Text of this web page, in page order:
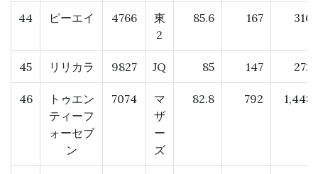
44 ピーエイ 4766
東
2
85.6 167 310
45 リリカラ 9827 JQ 85 147 272
46
トゥエン
ティーフ
ォーセブ
ン
7074
マ
ザ
ー
ズ
82.8 792 1,448